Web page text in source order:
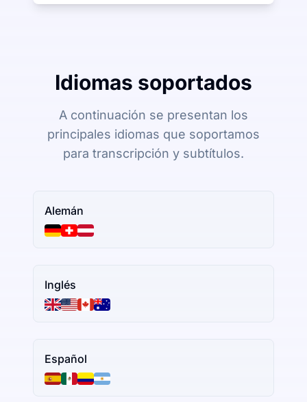
Idiomas soportados
A continuación se presentan los
principales idiomas que soportamos
para transcripción y subtítulos.
Alemán
Inglés
Español